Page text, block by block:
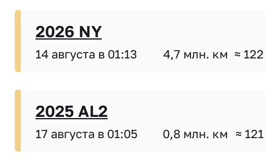
2026 NY
14 августа в 01:13 4,7 млн. км ≈
2025 AL2
17 августа в 01:05 0,8 млн. км ≈